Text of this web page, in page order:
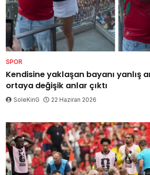
SPOR
Kendisine yaklaşan bayanı yanlış
ortaya değişik anlar çıktı
SoleKinG 22 Haziran 2026